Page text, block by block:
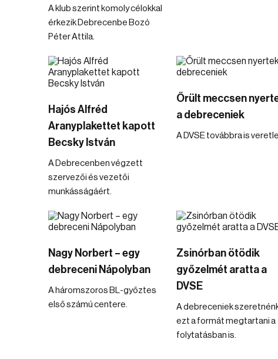
A klub szerint komoly célokkal
érkezik Debrecenbe Bozó
Péter Attila.
Hajós Alfréd
Aranyplakettet kapott
Becsky István
A Debrecenben végzett
szervezői és vezetői
munkásságáért.
Őrült meccsen
a debreceniek
A DVSE továbbra is
Nagy Norbert – egy
debreceni Nápolyban
A háromszoros BL-győztes
első számú centere.
Zsinórban ötödik
győzelmét aratta a
DVSE
A debreceniek
ezt a formát megtartani a
folytatásban is.